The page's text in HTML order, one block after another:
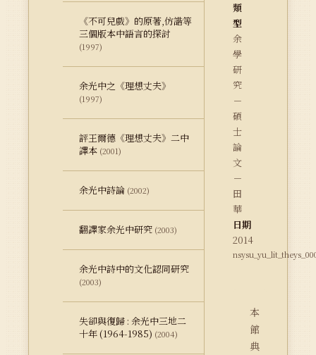
《不可兒戲》的原著,仿諧等
三個版本中語言的探討
(1997)
余光中之《理想丈夫》
(1997)
評王爾德《理想丈夫》二中
譯本 (2001)
余光中詩論 (2002)
翻譯家余光中研究 (2003)
余光中詩中的文化認同研究
(2003)
失卻與復歸 : 余光中三地二
十年 (1964-1985) (2004)
類
型
余
學
研
究
－
碩
士
論
文
－
田
華
日期
2014
本
館
典